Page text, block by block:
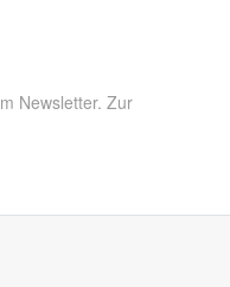
Newsletter. Zur